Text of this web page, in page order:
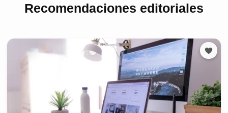
Recomendaciones editoriales